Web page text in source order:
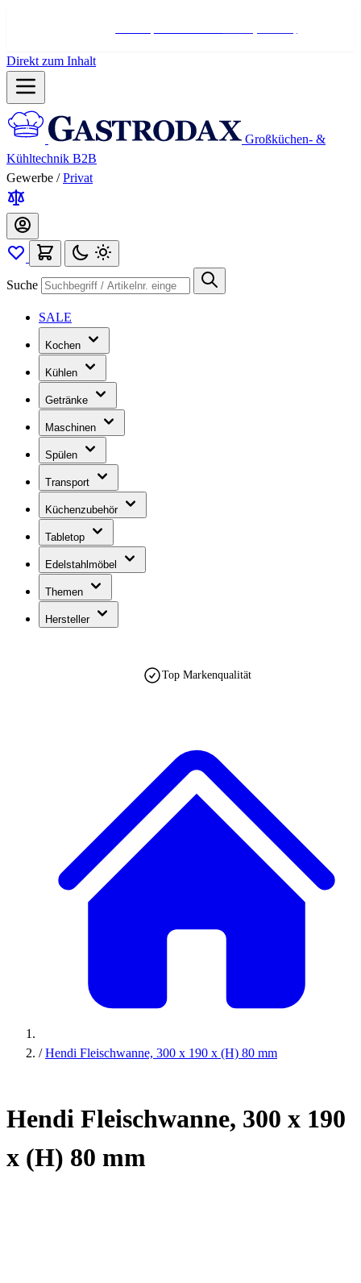
Direkt zum Inhalt
Großküchen- &
Kühltechnik B2B
Gewerbe / Privat
Suche
SALE
Kochen
Kühlen
Getränke
Maschinen
Spülen
Transport
Küchenzubehör
Tabletop
Edelstahlmöbel
Themen
Hersteller
Top Markenqualität
/ Hendi Fleischwanne, 300 x 190 x (H) 80 mm
Hendi Fleischwanne, 300 x 190
x (H) 80 mm